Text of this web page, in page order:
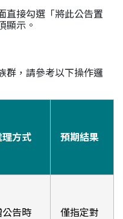
直接勾選「將此公告置
顯示。
群，請參考以下操作邏
方式 預期結果
告時
僅指定對